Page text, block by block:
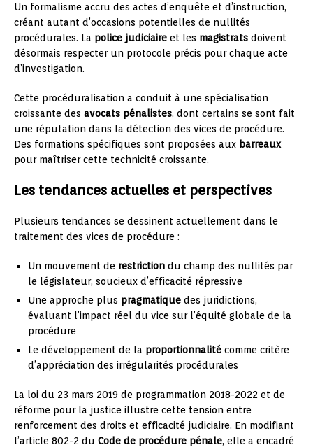
Un formalisme accru des actes d’enquête et d’instruction,
créant autant d’occasions potentielles de nullités
procédurales. La police judiciaire et les magistrats doivent
désormais respecter un protocole précis pour chaque acte
d’investigation.
Cette procéduralisation a conduit à une spécialisation
croissante des avocats pénalistes, dont certains se sont fait
une réputation dans la détection des vices de procédure.
Des formations spécifiques sont proposées aux barreaux
pour maîtriser cette technicité croissante.
Les tendances actuelles et perspectives
Plusieurs tendances se dessinent actuellement dans le
traitement des vices de procédure :
Un mouvement de restriction du champ des nullités par
le législateur, soucieux d’efficacité répressive
Une approche plus pragmatique des juridictions,
évaluant l’impact réel du vice sur l’équité globale de la
procédure
Le développement de la proportionnalité comme critère
d’appréciation des irrégularités procédurales
La loi du 23 mars 2019 de programmation 2018-2022 et de
réforme pour la justice illustre cette tension entre
renforcement des droits et efficacité judiciaire. En modifiant
l’article 802-2 du Code de procédure pénale, elle a encadré